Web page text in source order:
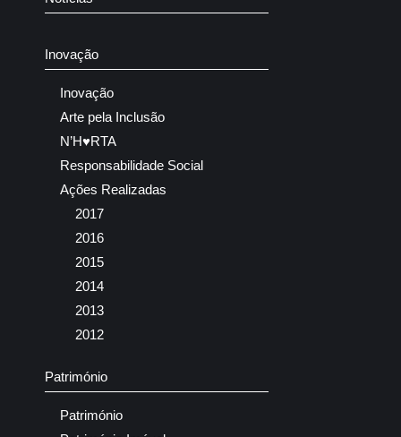
Inovação
Inovação
Arte pela Inclusão
N’H♥RTA
Responsabilidade Social
Ações Realizadas
2017
2016
2015
2014
2013
2012
Património
Património